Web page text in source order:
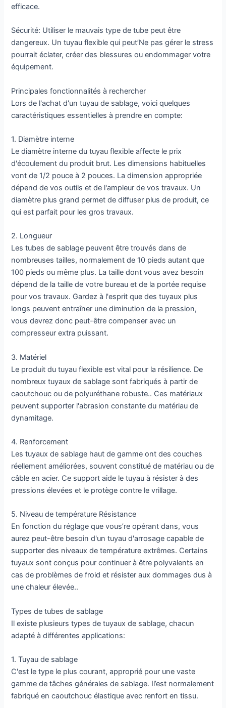
efficace.
Sécurité: Utiliser le mauvais type de tube peut être
dangereux. Un tuyau flexible qui peut’Ne pas gérer le stress
pourrait éclater, créer des blessures ou endommager votre
équipement.
Principales fonctionnalités à rechercher
Lors de l'achat d'un tuyau de sablage, voici quelques
caractéristiques essentielles à prendre en compte:
1. Diamètre interne
Le diamètre interne du tuyau flexible affecte le prix
d'écoulement du produit brut. Les dimensions habituelles
vont de 1/2 pouce à 2 pouces. La dimension appropriée
dépend de vos outils et de l'ampleur de vos travaux. Un
diamètre plus grand permet de diffuser plus de produit, ce
qui est parfait pour les gros travaux.
2. Longueur
Les tubes de sablage peuvent être trouvés dans de
nombreuses tailles, normalement de 10 pieds autant que
100 pieds ou même plus. La taille dont vous avez besoin
dépend de la taille de votre bureau et de la portée requise
pour vos travaux. Gardez à l'esprit que des tuyaux plus
longs peuvent entraîner une diminution de la pression,
vous devrez donc peut-être compenser avec un
compresseur extra puissant.
3. Matériel
Le produit du tuyau flexible est vital pour la résilience. De
nombreux tuyaux de sablage sont fabriqués à partir de
caoutchouc ou de polyuréthane robuste.. Ces matériaux
peuvent supporter l'abrasion constante du matériau de
dynamitage.
4. Renforcement
Les tuyaux de sablage haut de gamme ont des couches
réellement améliorées, souvent constitué de matériau ou de
câble en acier. Ce support aide le tuyau à résister à des
pressions élevées et le protège contre le vrillage.
5. Niveau de température Résistance
En fonction du réglage que vous’re opérant dans, vous
aurez peut-être besoin d'un tuyau d'arrosage capable de
supporter des niveaux de température extrêmes. Certains
tuyaux sont conçus pour continuer à être polyvalents en
cas de problèmes de froid et résister aux dommages dus à
une chaleur élevée..
Types de tubes de sablage
Il existe plusieurs types de tuyaux de sablage, chacun
adapté à différentes applications:
1. Tuyau de sablage
C'est le type le plus courant, approprié pour une vaste
gamme de tâches générales de sablage. Il’est normalement
fabriqué en caoutchouc élastique avec renfort en tissu.